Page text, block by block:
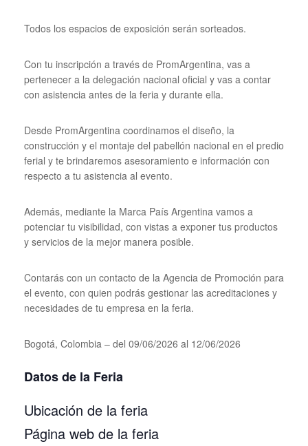
Todos los espacios de exposición serán sorteados.
Con tu inscripción a través de PromArgentina, vas a
pertenecer a la delegación nacional oficial y vas a contar
con asistencia antes de la feria y durante ella.
Desde PromArgentina coordinamos el diseño, la
construcción y el montaje del pabellón nacional en el predio
ferial y te brindaremos asesoramiento e información con
respecto a tu asistencia al evento.
Además, mediante la Marca País Argentina vamos a
potenciar tu visibilidad, con vistas a exponer tus productos
y servicios de la mejor manera posible.
Contarás con un contacto de la Agencia de Promoción para
el evento, con quien podrás gestionar las acreditaciones y
necesidades de tu empresa en la feria.
Bogotá, Colombia – del 09/06/2026 al 12/06/2026
Datos de la Feria
Ubicación de la feria
Página web de la feria